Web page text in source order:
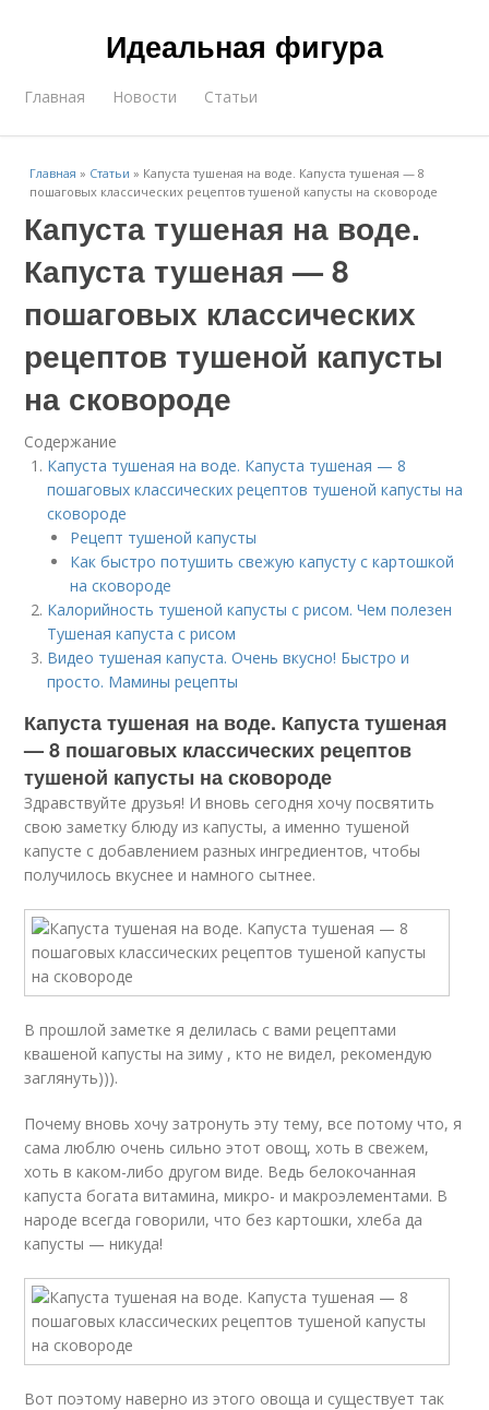
Идеальная фигура
Главная Новости Статьи
Главная » Статьи » Капуста тушеная на воде. Капуста тушеная — 8
пошаговых классических рецептов тушеной капусты на сковороде
Капуста тушеная на воде.
Капуста тушеная — 8
пошаговых классических
рецептов тушеной капусты
на сковороде
Содержание
Капуста тушеная на воде. Капуста тушеная — 8
пошаговых классических рецептов тушеной капусты на
сковороде
Рецепт тушеной капусты
Как быстро потушить свежую капусту с картошкой
на сковороде
Калорийность тушеной капусты с рисом. Чем полезен
Тушеная капуста с рисом
Видео тушеная капуста. Очень вкусно! Быстро и
просто. Мамины рецепты
Капуста тушеная на воде. Капуста тушеная
— 8 пошаговых классических рецептов
тушеной капусты на сковороде
Здравствуйте друзья! И вновь сегодня хочу посвятить
свою заметку блюду из капусты, а именно тушеной
капусте с добавлением разных ингредиентов, чтобы
получилось вкуснее и намного сытнее.
В прошлой заметке я делилась с вами рецептами
квашеной капусты на зиму , кто не видел, рекомендую
заглянуть))).
Почему вновь хочу затронуть эту тему, все потому что, я
сама люблю очень сильно этот овощ, хоть в свежем,
хоть в каком-либо другом виде. Ведь белокочанная
капуста богата витамина, микро- и макроэлементами. В
народе всегда говорили, что без картошки, хлеба да
капусты — никуда!
Вот поэтому наверно из этого овоща и существует так